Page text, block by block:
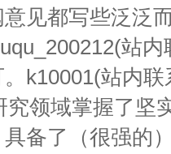
见都写些泛泛
站
k10001(站内
领域掌握了坚
备了（很强的